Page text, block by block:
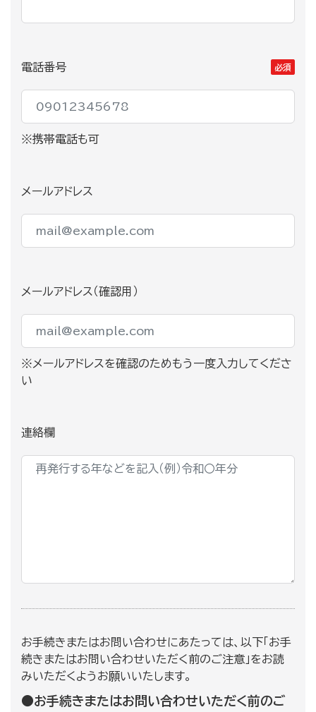
電話番号 必須
※携帯電話も可
メールアドレス
メールアドレス（確認用）
※メールアドレスを確認のためもう一度入力してくださ
い
連絡欄
お手続きまたはお問い合わせにあたっては、以下「お手
続きまたはお問い合わせいただく前のご注意」をお読
みいただくようお願いいたします。
●お手続きまたはお問い合わせいただく前のご